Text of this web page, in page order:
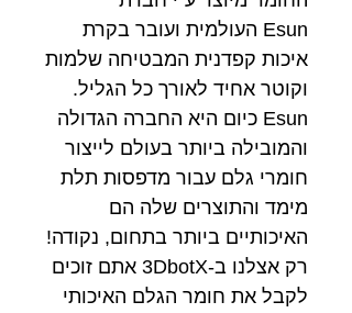
Esun העולמית ועובר בקרת
איכות קפדנית המבטיחה שלמות
וקוטר אחיד לאורך כל הגליל.
Esun כיום היא החברה הגדולה
והמובילה ביותר בעולם לייצור
חומרי גלם עבור מדפסות תלת
מימד והתוצרים שלה הם
האיכותיים ביותר בתחום, נקודה!
רק אצלנו ב-3DbotX אתם זוכים
לקבל את חומר הגלם האיכותי